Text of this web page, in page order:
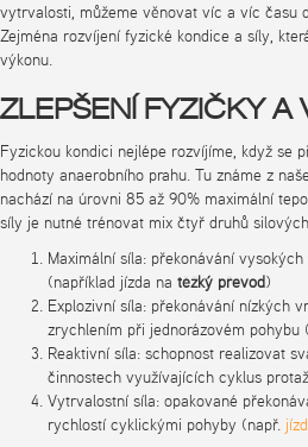
vytrvalosti, můžeme věnovat víc a víc času
Zejména rozvíjení fyzické kondice a síly,
výkonu.
ZLEPŠENÍ FYZIČKY A
Fyzickou kondici nejlépe rozvíjíme, když se
hodnoty anaerobního prahu. Tu známe z
nachází na úrovni 85 až 90% maximální
síly je nutné trénovat mix čtyř druhů
Maximální síla: překonávání
(například jízda na těžký převod)
Explozivní síla: překonávání nízkých
zrychlením při jednorázovém pohybu
Reaktivní síla: schopnost realizovat
činnostech využívajících cyklus
Vytrvalostní síla: opakované
rychlostí cyklickými pohyby (např.